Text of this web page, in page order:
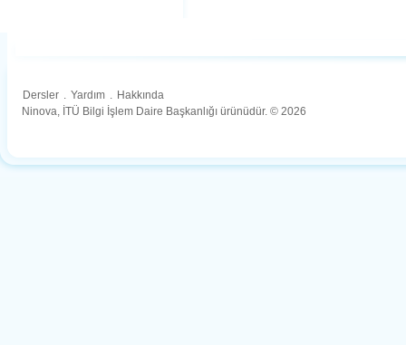
Dersler . Yardım . Hakkında
Ninova, İTÜ Bilgi İşlem Daire Başkanlığı ürünüdür. © 2026